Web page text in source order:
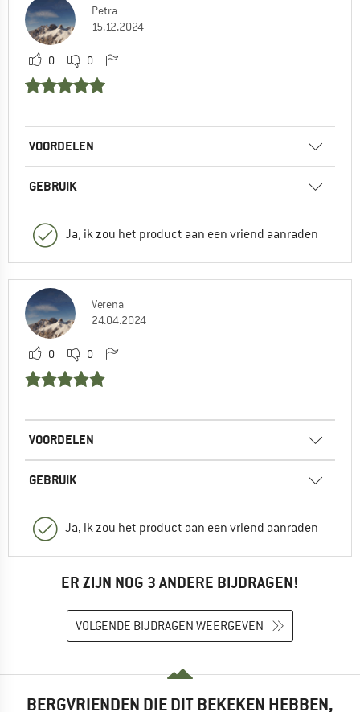
Petra
15.12.2024
0 0
VOORDELEN
GEBRUIK
Ja, ik zou het product aan een vriend aanraden
Verena
24.04.2024
0 0
VOORDELEN
GEBRUIK
Ja, ik zou het product aan een vriend aanraden
ER ZIJN NOG 3 ANDERE BIJDRAGEN!
VOLGENDE BIJDRAGEN WEERGEVEN
BERGVRIENDEN DIE DIT BEKEKEN HEBBEN,